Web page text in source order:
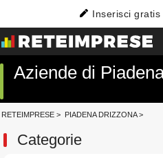
Inserisci
Aziende di
RETEIMPRESE > PIADENA DRIZZONA>
Categorie